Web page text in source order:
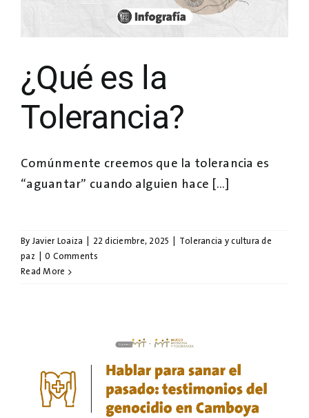
¿Qué es la
Tolerancia?
Comúnmente creemos que la tolerancia es
“aguantar” cuando alguien hace [...]
ByJavier Loaiza 22 diciembre, 2025
Tolerancia y cultura de
paz
0 Comments
Read More